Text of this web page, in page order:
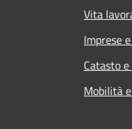
Vita
Imprese
Catasto
Mobilità